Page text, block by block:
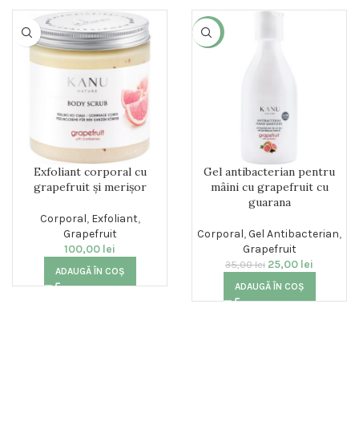
Exfoliant corporal cu
grapefruit și merișor
Corporal, Exfoliant,
Grapefruit
100,00 lei
ADAUGĂ ÎN COȘ
-29%
Gel antibacterian pentru
mâini cu grapefruit cu
guarana
Corporal,Gel Antibacterian,
Grapefruit
35,00lei 25,00 lei
ADAUGĂ ÎN COȘ